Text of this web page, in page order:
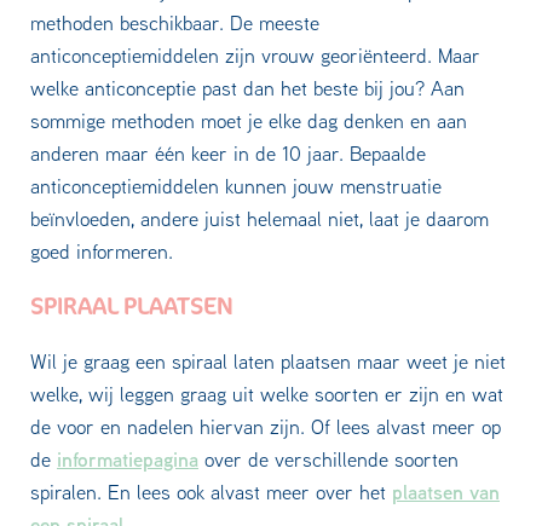
methoden beschikbaar. De meeste
anticonceptiemiddelen zijn vrouw georiënteerd. Maar
welke anticonceptie past dan het beste bij jou? Aan
sommige methoden moet je elke dag denken en aan
anderen maar één keer in de 10 jaar. Bepaalde
anticonceptiemiddelen kunnen jouw menstruatie
beïnvloeden, andere juist helemaal niet, laat je daarom
goed informeren.
SPIRAAL PLAATSEN
Wil je graag een spiraal laten plaatsen maar weet je niet
welke, wij leggen graag uit welke soorten er zijn en wat
de voor en nadelen hiervan zijn. Of lees alvast meer op
de informatiepagina over de verschillende soorten
spiralen. En lees ook alvast meer over het plaatsen van